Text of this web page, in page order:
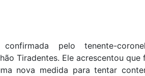
pelo tenente-
Tiradentes. Ele acrescentou
nova medida para tentar